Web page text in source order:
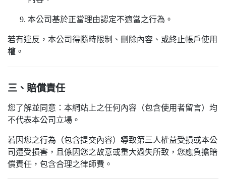
本公司基於正當理由認定不適當之行為。
若有違反，本公司得隨時限制、刪除內容、或終止帳戶使用
權。
三、賠償責任
您了解並同意：本網站上之任何內容（包含使用者留言）均
不代表本公司立場。
若因您之行為（包含提交內容）導致第三人權益受損或本公
司遭受損害，且係因您之故意或重大過失所致，您應負擔賠
償責任，包含合理之律師費。